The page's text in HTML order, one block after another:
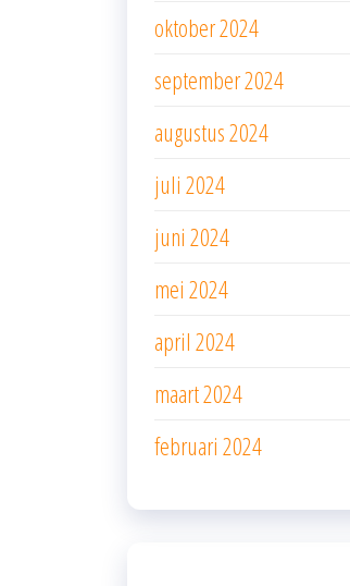
oktober 2024
september 2024
augustus 2024
juli 2024
juni 2024
mei 2024
april 2024
maart 2024
februari 2024